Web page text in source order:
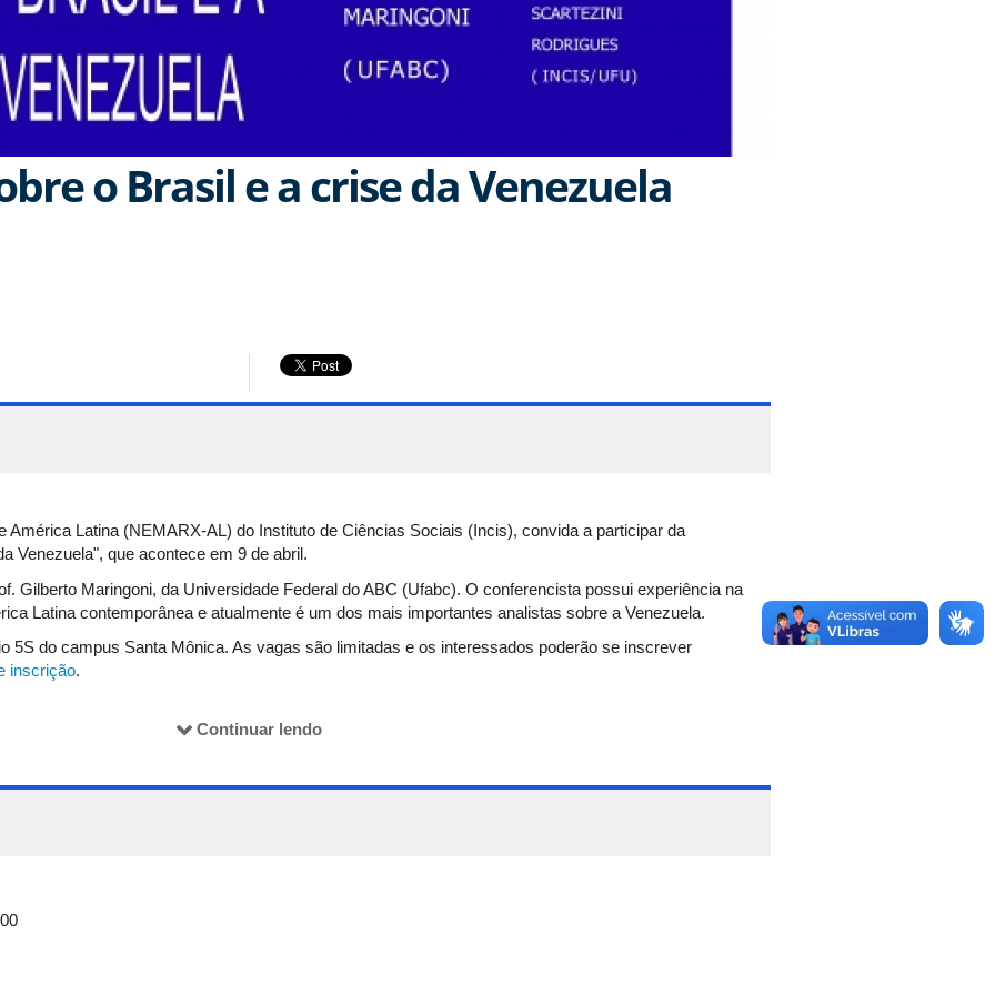
o Brasil e a crise da Venezuela
Latina (NEMARX-AL) do Instituto de Ciências Sociais (Incis), convida a participar da
Venezuela", que acontece em 9 de abril.
Gilberto Maringoni, da Universidade Federal do ABC (Ufabc). O conferencista possui experiência na
Latina contemporânea e atualmente é um dos mais importantes analistas sobre a Venezuela.
5S do campus Santa Mônica. As vagas são limitadas e os interessados poderão se inscrever
inscrição.
Continuar lendo